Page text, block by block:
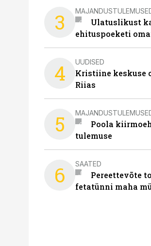
3
Ulatuslikust
ehituspoeketi
4 UUDISED
Kristiine keskuse
Riias
5
Poola
tulemuse
6 SAATED
Pereettevõte
fetatünni maha